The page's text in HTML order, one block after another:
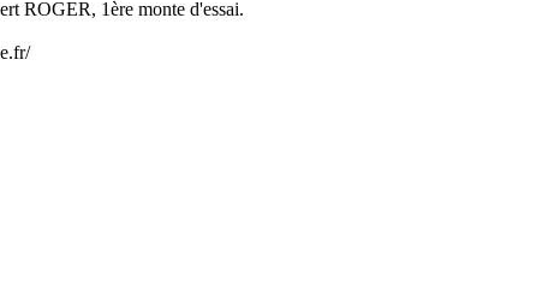
ROGER, 1ère monte d'essai.